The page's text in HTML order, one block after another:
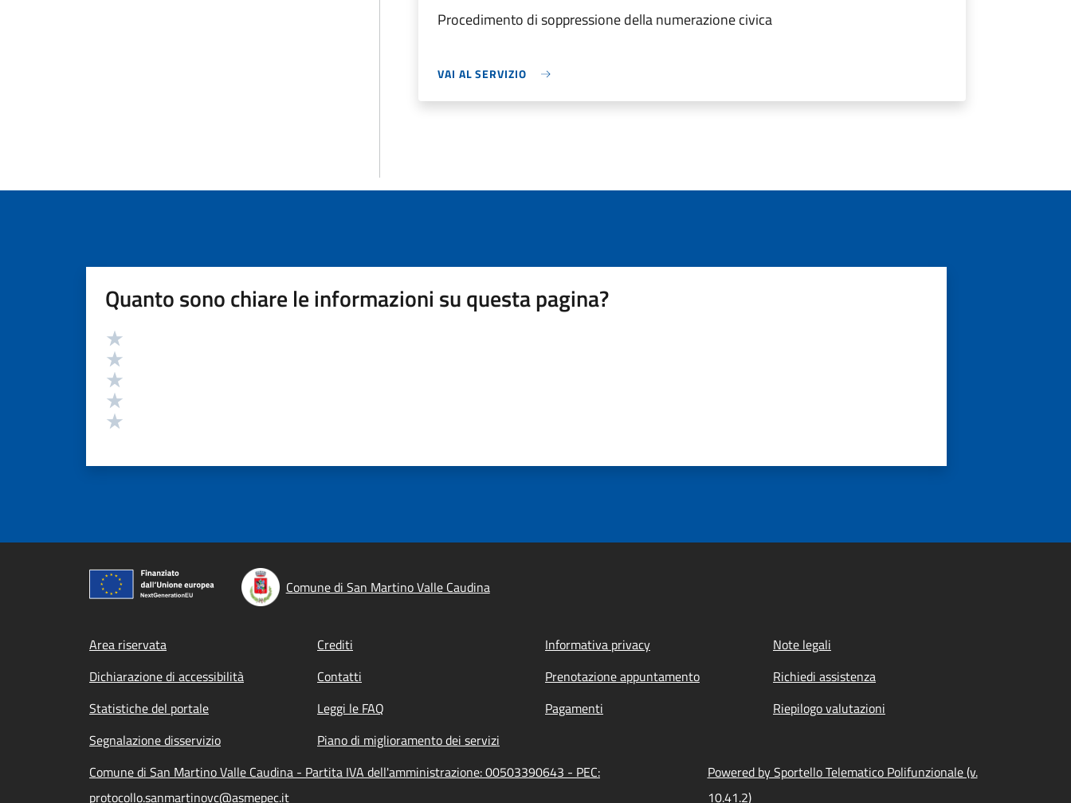
Procedimento di soppressione della numerazione civica
VAI AL SERVIZIO
Quanto sono chiare le informazioni su questa pagina?
Valutazione
Comune di San Martino Valle Caudina
Footer menu
Area riservata Crediti Informativa privacy
Note legali
Dichiarazione di accessibilità
Contatti Prenotazione appuntamento
Richiedi assistenza
Statistiche del portale
Leggi le FAQ Pagamenti
Riepilogo valutazioni
Segnalazione disservizio
Piano di miglioramento dei servizi
Comune di San Martino Valle Caudina - Partita IVA dell'amministrazione: 00503390643 - PEC:
protocollo.sanmartinovc@asmepec.it
Powered by Sportello Telematico Polifunzionale (v.
10.41.2)